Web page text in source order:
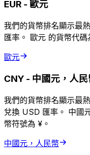
EUR - 歐元
我們的貨幣排名顯示最
匯率。 歐元 的貨幣代
歐元
CNY - 中國元，人
我們的貨幣排名顯示最
兌換 USD 匯率。 中國
幣符號為 ¥。
中國元，人民幣